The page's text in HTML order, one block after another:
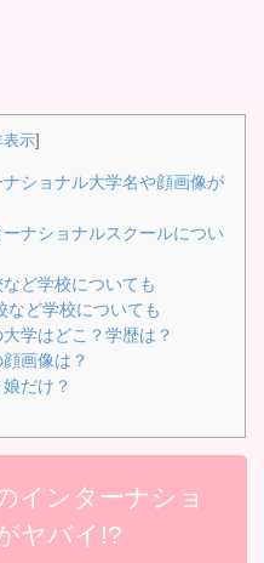
表示]
ショナル大学名や顔画像が
ナショナルスクールについ
ど学校についても
など学校についても
学はどこ？学歴は？
画像は？
だけ？
インターナショ
ヤバイ!?